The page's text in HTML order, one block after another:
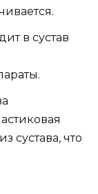
в сустав
сустава, что